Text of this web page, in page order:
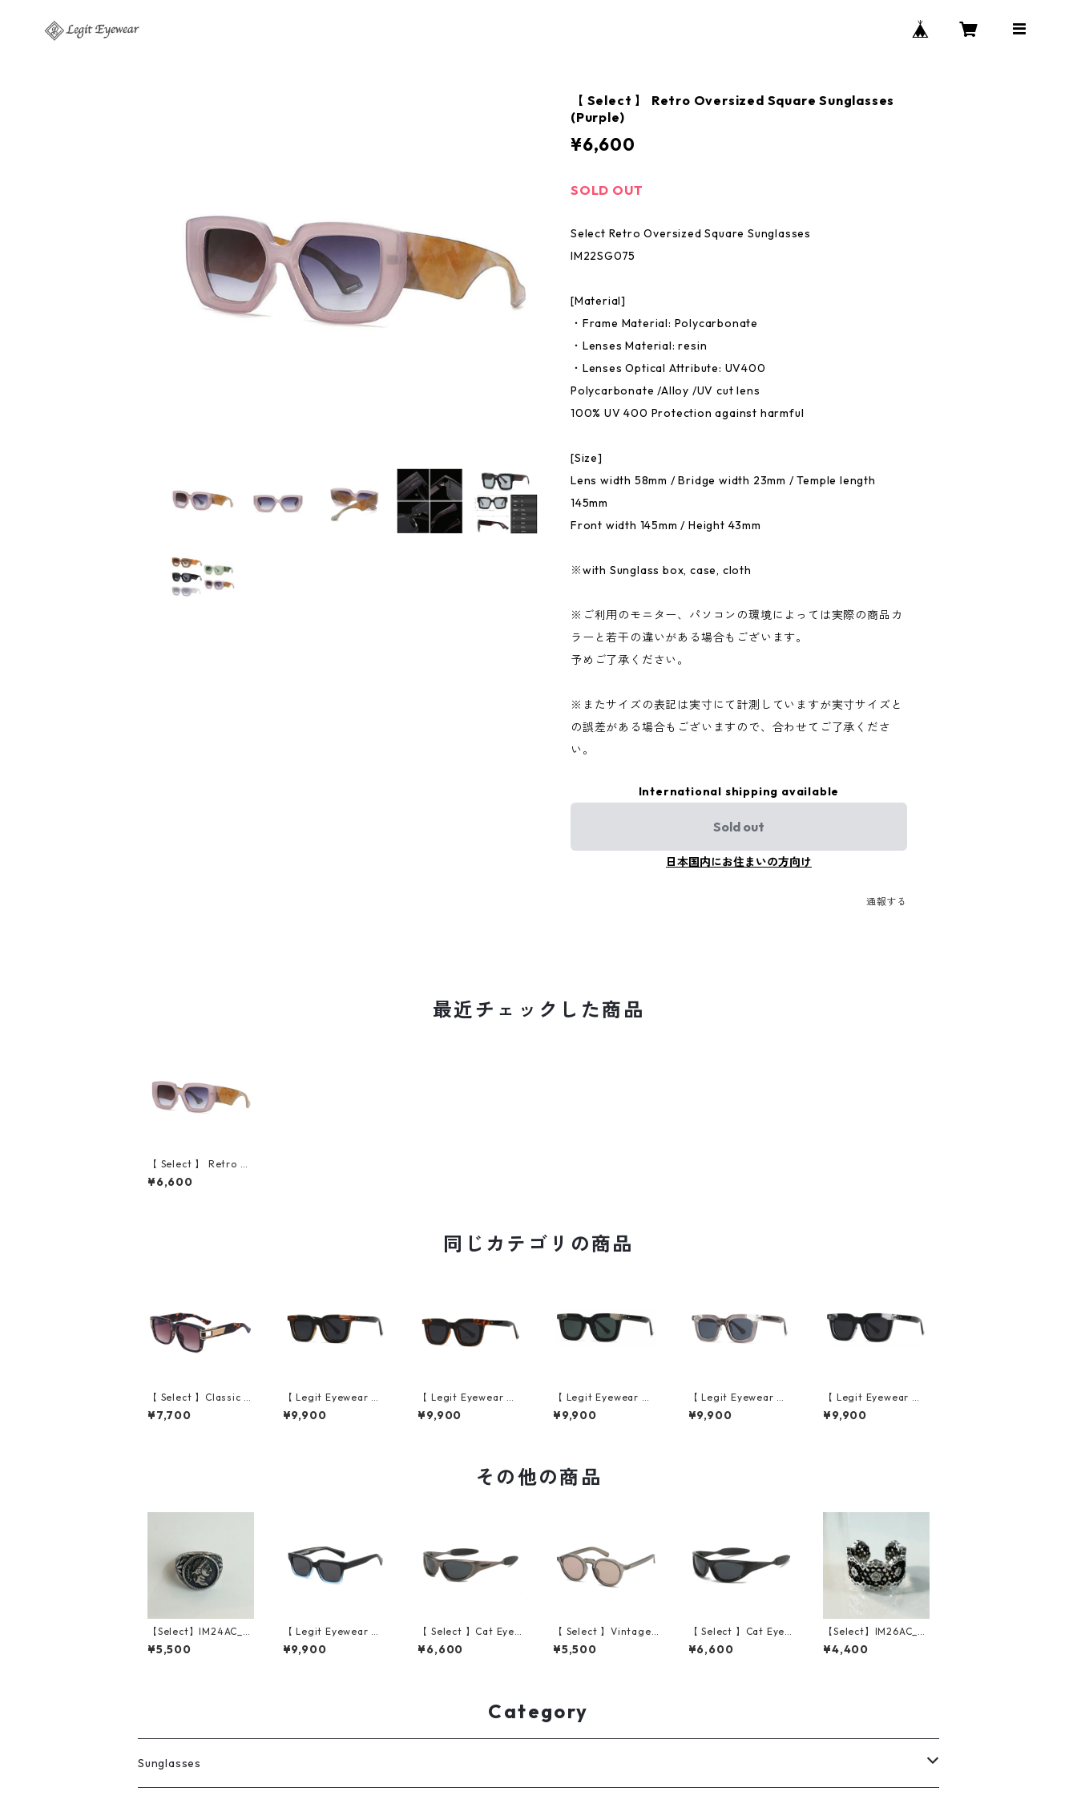
【 Select 】 Retro Oversized Square Sunglasses
(Purple)
¥6,600
SOLD OUT
Select Retro Oversized Square Sunglasses
IM22SG075
[Material]
・Frame Material: Polycarbonate
・Lenses Material: resin
・Lenses Optical Attribute: UV400
Polycarbonate /Alloy /UV cut lens
100% UV 400 Protection against harmful
[Size]
Lens width 58mm / Bridge width 23mm / Temple length
145mm
Front width 145mm / Height 43mm
※with Sunglass box, case, cloth
※ご利用のモニター、パソコンの環境によっては実際の商品カ
ラーと若干の違いがある場合もございます。
予めご了承ください。
※またサイズの表記は実寸にて計測していますが実寸サイズと
の誤差がある場合もございますので、合わせてご了承くださ
い。
International shipping available
Sold out
日本国内にお住まいの方向け
通報する
最近チェックした商品
【 Select 】 Retro O
versized Square Sun
glasses (Purple)
¥6,600
同じカテゴリの商品
【 Select 】Classic V
intage Square Large
Flame Sunglasses (D
¥7,700
【 Legit Eyewear 】S
unglasses Konoe (Bl
ack Wood/Grey)
¥9,900
【 Legit Eyewear 】S
unglasses Konoe (Bl
ack Demi/Grey)
¥9,900
【 Legit Eyewear 】S
unglasses Konoe (Bl
ack Clear Grey/Gree
¥9,900
【 Legit Eyewear 】S
unglasses Konoe (Cl
ear Grey/Grey)
¥9,900
【 Legit Eyewear 】S
unglasses Konoe (Bl
ack Clear/Grey)
¥9,900
その他の商品
【Select】IM24AC_R
G008 / Vintage coin
ring（Silver）
¥5,500
【 Legit Eyewear 】S
unglasses Goreizei
(Black Blue/Grey)
¥9,900
【 Select 】Cat Eye P
olarized Wide Lens S
unglasses (Gun gre
¥6,600
【 Select 】Vintage
Retro Crown Pant Fr
ame Sunglasses (Cle
¥5,500
【 Select 】Cat Eye P
olarized Wide Lens S
unglasses (Black gre
¥6,600
【Select】IM26AC_R
G046/ See-through
Stone Ring（Silver/B
¥4,400
Category
Sunglasses